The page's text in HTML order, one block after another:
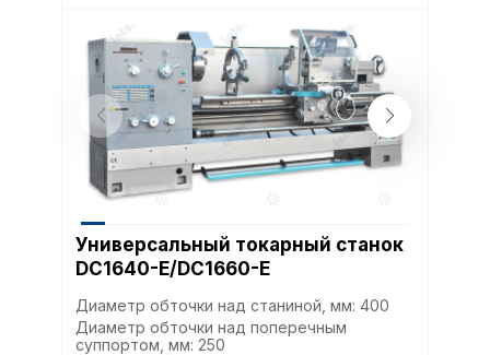
Универсальный токарный станок
DC1640-E/DC1660-E
Диаметр обточки над станиной, мм: 400
Диаметр обточки над поперечным
суппортом, мм: 250